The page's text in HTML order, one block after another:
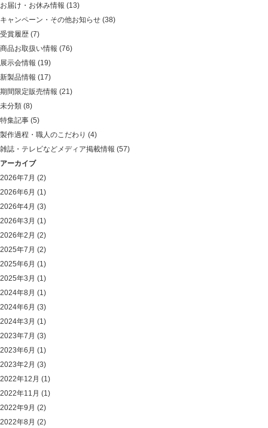
お届け・お休み情報 (13)
キャンペーン・その他お知らせ (38)
受賞履歴 (7)
商品お取扱い情報 (76)
展示会情報 (19)
新製品情報 (17)
期間限定販売情報 (21)
未分類 (8)
特集記事 (5)
製作過程・職人のこだわり (4)
雑誌・テレビなどメディア掲載情報 (57)
アーカイブ
2026年7月 (2)
2026年6月 (1)
2026年4月 (3)
2026年3月 (1)
2026年2月 (2)
2025年7月 (2)
2025年6月 (1)
2025年3月 (1)
2024年8月 (1)
2024年6月 (3)
2024年3月 (1)
2023年7月 (3)
2023年6月 (1)
2023年2月 (3)
2022年12月 (1)
2022年11月 (1)
2022年9月 (2)
2022年8月 (2)